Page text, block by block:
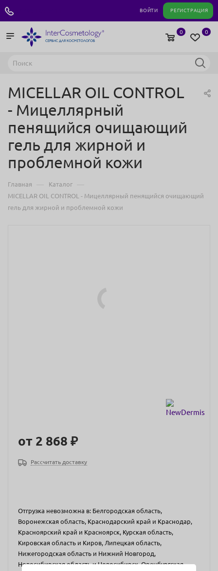
ВОЙТИ РЕГИСТРАЦИЯ
0
0
MICELLAR OIL CONTROL
- Мицеллярный
пенящийся очищающий
гель для жирной и
проблемной кожи
Главная — Каталог —
MICELLAR OIL CONTROL - Мицеллярный пенящийся очищающий
гель для жирной и проблемной кожи
от 2 868 ₽
Рассчитать доставку
Отгрузка невозможна в: Белгородская область,
Воронежская область, Краснодарский край и Краснодар,
Красноярский край и Красноярск, Курская область,
Кировская область и Киров, Липецкая область,
Нижегородская область и Нижний Новгород,
Новосибирская область и Новосибирск, Оренбургская